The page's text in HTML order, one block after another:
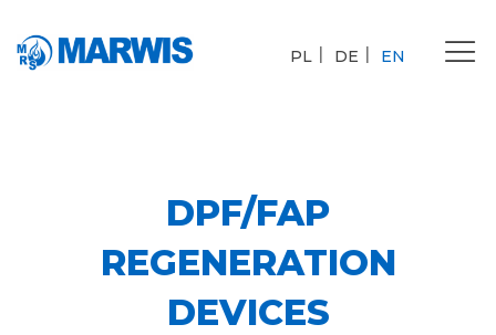
PL DE EN
DPF/FAP
REGENERATION
DEVICES